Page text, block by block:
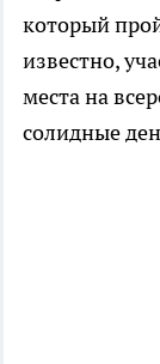
который
известно,
места на
солидные